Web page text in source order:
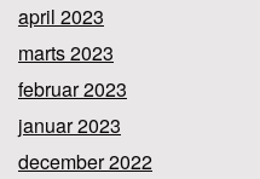
april 2023
marts 2023
februar 2023
januar 2023
december 2022